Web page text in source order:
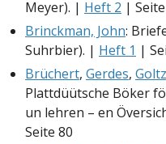
Meyer). | Heft 2 |
Brinckman, John:
Suhrbier). | Heft 1 |
Brüchert, Gerdes, Goltz
Plattdüütsche Böker
un lehren – en
Seite 80